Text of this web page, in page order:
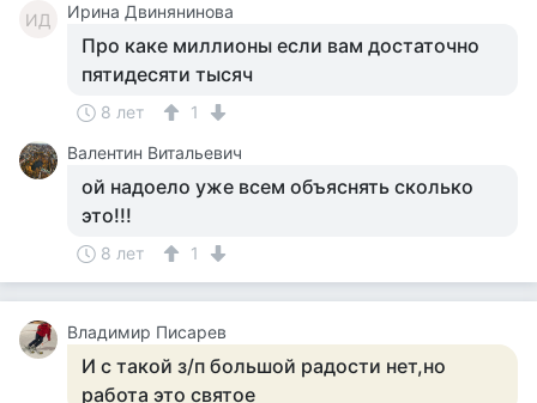
ИД Ирина Двинянинова
Про каке миллионы если вам достаточно
пятидесяти тысяч
8 лет
1
Валентин Витальевич
ой надоело уже всем объяснять сколько
это!!!
8 лет 1
Владимир Писарев
И с такой з/п большой радости нет,но
работа это святое